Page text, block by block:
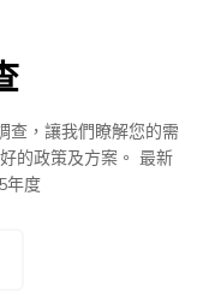
查，讓我們瞭解您的需
的政策及方案。 最新
年度